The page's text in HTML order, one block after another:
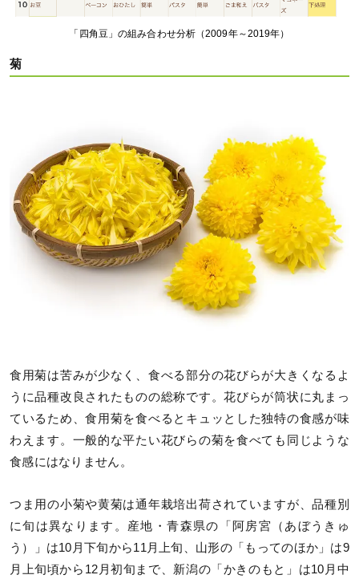
「四角豆」の組み合わせ分析（2009年～2019年）
菊
食用菊は苦みが少なく、食べる部分の花びらが大きくなるよ
うに品種改良されたものの総称です。花びらが筒状に丸まっ
ているため、食用菊を食べるとキュッとした独特の食感が味
わえます。一般的な平たい花びらの菊を食べても同じような
食感にはなりません。
つま用の小菊や黄菊は通年栽培出荷されていますが、品種別
に旬は異なります。産地・青森県の「阿房宮（あぼうきゅ
う）」は10月下旬から11月上旬、山形の「もってのほか」は9
月上旬頃から12月初旬まで、新潟の「かきのもと」は10月中